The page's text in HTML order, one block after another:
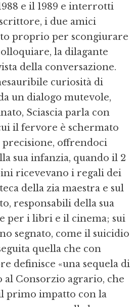
e il 1989 e interrotti
i due amici
proprio per scongiurare
la dilagante
della conversazione.
curiosità di
un dialogo mutevole,
Sciascia parla con
il fervore è schermato
precisione, offrendoci
sua infanzia, quando il 2
ricevevano i regali dei
della zia maestra e sul
responsabili della sua
per i libri e il cinema; sui
segnato, come il suicidio
quella che con
definisce «una sequela di
al Consorzio agrario, che
primo impatto con la